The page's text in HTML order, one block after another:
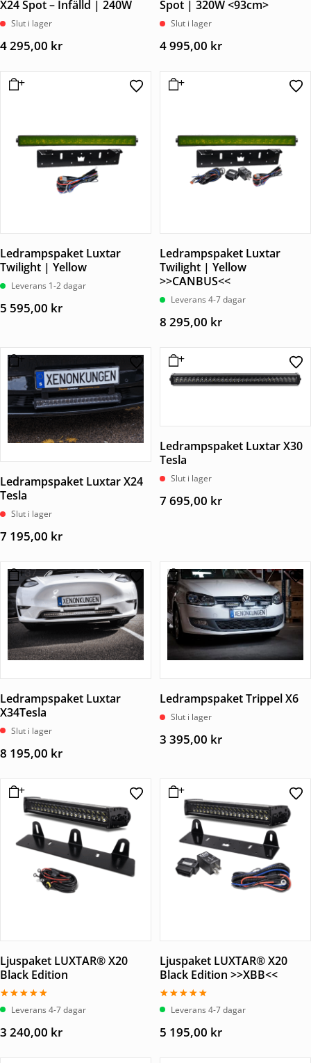
X24 Spot – Infälld | 240W
Slut i lager
4 295,00 kr
Spot | 320W <93cm>
Slut i lager
4 995,00 kr
Ledrampspaket Luxtar
Twilight | Yellow
Leverans 1-2 dagar
5 595,00 kr
Ledrampspaket Luxtar
Twilight | Yellow
>>CANBUS<<
Leverans 4-7 dagar
8 295,00 kr
Ledrampspaket Luxtar X24
Tesla
Slut i lager
7 195,00 kr
Ledrampspaket Luxtar X30
Tesla
Slut i lager
7 695,00 kr
Ledrampspaket Luxtar
X34Tesla
Slut i lager
8 195,00 kr
Ledrampspaket Trippel X6
Slut i lager
3 395,00 kr
Ljuspaket LUXTAR® X20
Black Edition
Betygsatt
5.00Leverans 4-7 dagar
3 240,00 kr
Ljuspaket LUXTAR® X20
Black Edition >>XBB<<
Betygsatt
5.00Leverans 4-7 dagar
5 195,00 kr